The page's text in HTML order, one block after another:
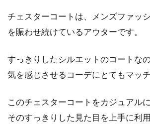
にか復活させる方
いう点においては楽し
この季節...
チェスターコートは、メンズファッ
を賑わせ続けているアウターです。
すっきりしたシルエットのコートな
気を感じさせるコーデにとてもマッチ
このチェスターコートをカジュアル
そのすっきりした見た目を上手に利